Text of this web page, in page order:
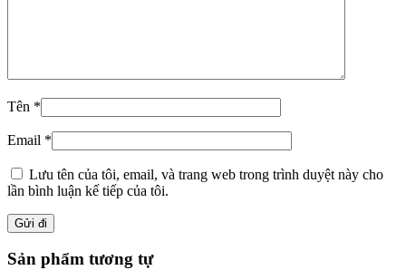
Tên *
Email *
Lưu tên của tôi, email, và trang web trong trình duyệt này cho
lần bình luận kế tiếp của tôi.
Sản phẩm tương tự